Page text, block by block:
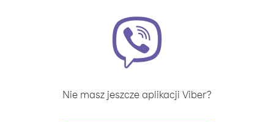
Nie masz jeszcze aplikacji Viber?